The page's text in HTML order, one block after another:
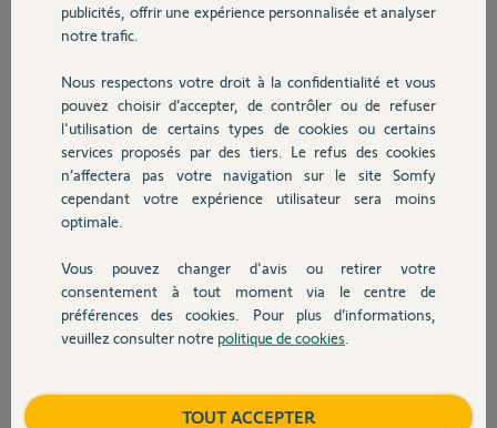
Domotique
Chauffage
Autres produits
Devis avec un pro
Contact
Participer au fil de discussion
Réponses
Bonjour Paul
Un Yellow va vérifier et vous renverra, le cas échéant, les informations
Bonne journée !
Jean-Luc B. il y a presque 7 ans
publicités, offrir une expérience personnalisée et analyser
notre trafic.
Nous respectons votre droit à la confidentialité et vous
pouvez choisir d’accepter, de contrôler ou de refuser
l'utilisation de certains types de cookies ou certains
services proposés par des tiers. Le refus des cookies
n’affectera pas votre navigation sur le site Somfy
cependant votre expérience utilisateur sera moins
optimale.
Vous pouvez changer d'avis ou retirer votre
consentement à tout moment via le centre de
préférences des cookies. Pour plus d’informations,
veuillez consulter notre politique de cookies
TOUT ACCEPTER